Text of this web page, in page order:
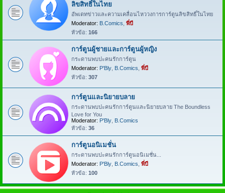
ลิขสิทธิ์ในไทย
อัพเดทข่าวและความเคลื่อนไหววงการการ์ตูนลิขสิทธิ์ในไทย
Moderator: B.Comics พี่บี
หัวข้อ: 166
การ์ตูนผู้ชายและการ์ตูนผู้หญิง
กระดานพบปะคนรักการ์ตูน
Moderator: P'Bly B.Comics พี่บี
หัวข้อ: 307
การ์ตูนและนิยายบลาย
กระดานพบปะคนรักการ์ตูนและนิยายบลาย The Boundless
Love for You
Moderator: P'Bly B.Comics
หัวข้อ: 36
การ์ตูนอนิเมชั่น
กระดานพบปะคนรักการ์ตูนอนิเมชั่น...
Moderator: P'Bly B.Comics พี่บี
หัวข้อ: 100